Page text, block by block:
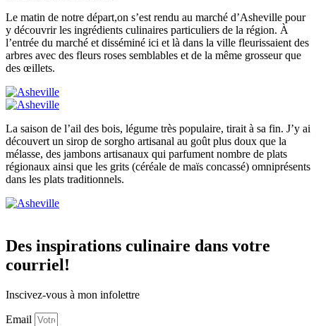
Le matin de notre départ,on s’est rendu au marché d’Asheville pour
y découvrir les ingrédients culinaires particuliers de la région. À
l’entrée du marché et disséminé ici et là dans la ville fleurissaient des
arbres avec des fleurs roses semblables et de la même grosseur que
des œillets.
La saison de l’ail des bois, légume très populaire, tirait à sa fin. J’y ai
découvert un sirop de sorgho artisanal au goût plus doux que la
mélasse, des jambons artisanaux qui parfument nombre de plats
régionaux ainsi que les grits (céréale de maïs concassé) omniprésents
dans les plats traditionnels.
Des inspirations culinaire dans votre
courriel!
Inscivez-vous à mon infolettre
Email